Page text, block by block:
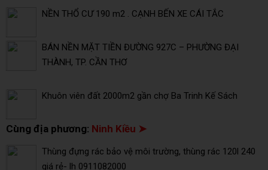
NỀN THỔ CƯ 190 m2 . CẠNH BẾN XE CÁI TẮC
BÁN NỀN MẶT TIỀN ĐƯỜNG 927C – PHƯỜNG ĐẠI
THÀNH, TP. CẦN THƠ
Khuôn viên đất 2000m2 gần chợ Ba Trinh Kế Sách
Cùng địa phương: Ninh Kiều ➤
Thùng đựng rác bảo vệ môi trường, thùng rác 120l 240
giá rẻ- lh 0911082000